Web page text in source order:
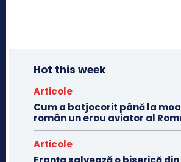
Hot this week
Articole
Cum a batjocorit până la
român un erou aviator al
Articole